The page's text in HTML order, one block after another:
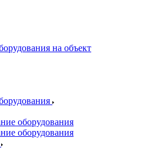
на объект
оборудования
оборудования